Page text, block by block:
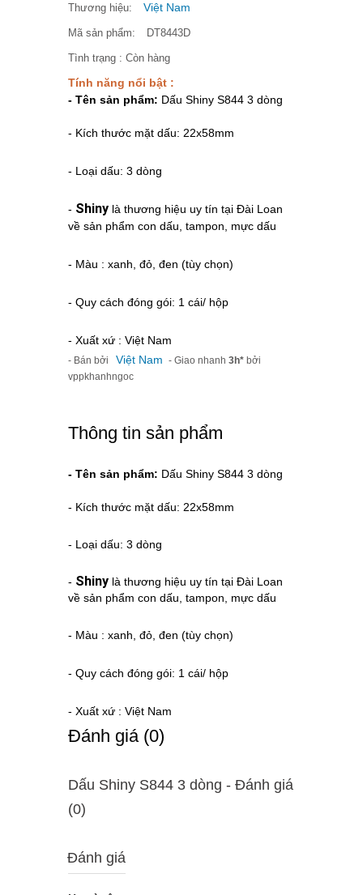
Thương hiệu: Việt Nam
Mã sản phẩm: DT8443D
Tình trạng : Còn hàng
Tính năng nổi bật :
- Tên sản phẩm: Dấu Shiny S844 3 dòng
- Kích thước mặt dấu: 22x58mm
- Loại dấu: 3 dòng
- Shiny là thương hiệu uy tín tại Đài Loan
về sản phẩm con dấu, tampon, mực dấu
- Màu : xanh, đỏ, đen (tùy chọn)
- Quy cách đóng gói: 1 cái/ hộp
- Xuất xứ : Việt Nam
- Bán bởi Việt Nam - Giao nhanh 3h* bởi
vppkhanhngoc
Thông tin sản phẩm
- Tên sản phẩm: Dấu Shiny S844 3 dòng
- Kích thước mặt dấu: 22x58mm
- Loại dấu: 3 dòng
- Shiny là thương hiệu uy tín tại Đài Loan
về sản phẩm con dấu, tampon, mực dấu
- Màu : xanh, đỏ, đen (tùy chọn)
- Quy cách đóng gói: 1 cái/ hộp
- Xuất xứ : Việt Nam
Ðánh giá (0)
Dấu Shiny S844 3 dòng - Ðánh giá
(0)
Đánh giá